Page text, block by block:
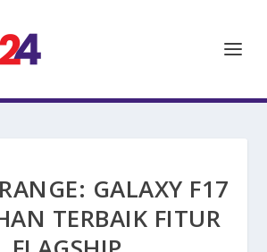
GALAXY F17
TERBAIK FITUR